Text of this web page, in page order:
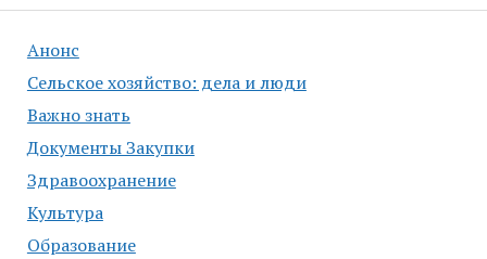
Анонс
Сельское хозяйство: дела и люди
Важно знать
Документы Закупки
Здравоохранение
Культура
Образование